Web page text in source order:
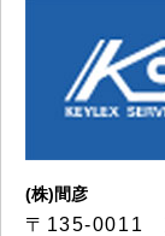
(株)間彦
〒135-0011